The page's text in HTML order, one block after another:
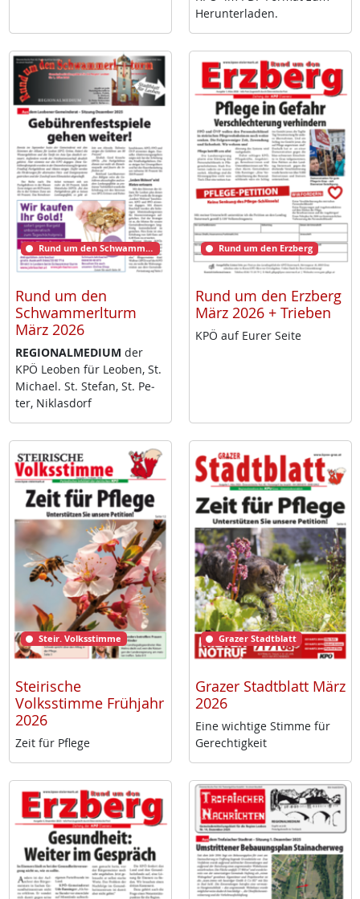
Her­un­ter­la­den.
Rund um den Schwammerlturm
Rund um den
Schwammerlturm
März 2026
RE­GIO­NAL­ME­DI­UM der
KPÖ Leo­ben für Leo­ben, St.
Mi­cha­el. St. Ste­fan, St. Pe­
ter, Niklas­dorf
Rund um den Erzberg
Rund um den Erzberg
März 2026 + Trieben
KPÖ auf Eu­rer Sei­te
Steir. Volksstimme
Steirische
Volksstimme Frühjahr
2026
Zeit für Pf­le­ge
Grazer Stadtblatt
Grazer Stadtblatt März
2026
Ei­ne wich­ti­ge Stim­me für
Ge­rech­tig­keit